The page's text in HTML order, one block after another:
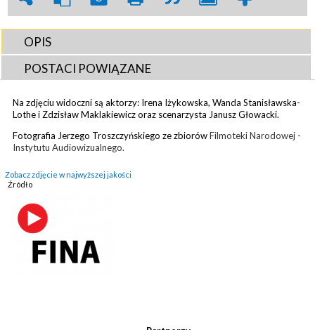
OPIS
POSTACI POWIĄZANE
Na zdjęciu widoczni są aktorzy: Irena Iżykowska, Wanda Stanisławska-
Lothe i Zdzisław Maklakiewicz oraz scenarzysta Janusz Głowacki.
Fotografia Jerzego Troszczyńskiego ze zbiorówFilmoteki Narodowej -
Instytutu Audiowizualnego.
Zobacz zdjęcie w najwyższej jakości
Źródło